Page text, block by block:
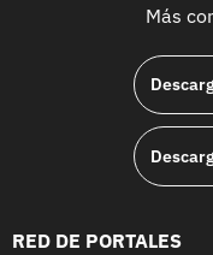
Más
RED DE PORTALES